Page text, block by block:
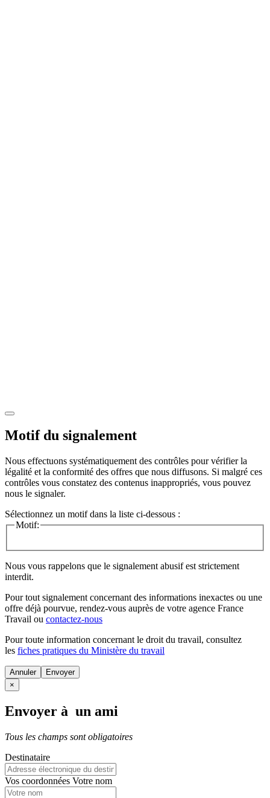
Motif du signalement
Nous effectuons systématiquement des contrôles pour vérifier la
légalité et la conformité des offres que nous diffusons. Si malgré ces
contrôles vous constatez des contenus inappropriés, vous pouvez
nous le signaler.
Sélectionnez un motif dans la liste ci-dessous :
Motif:
Nous vous rappelons que le signalement abusif est strictement
interdit.
Pour tout signalement concernant des informations inexactes ou une
offre déjà pourvue, rendez-vous auprès de votre agence France
Travail ou contactez-nous
Pour toute information concernant le droit du travail, consultez
les fiches pratiques du Ministère du travail
Annuler
×
Envoyer à un ami
Tous les champs sont obligatoires
Destinataire
Vos coordonnées Votre nom